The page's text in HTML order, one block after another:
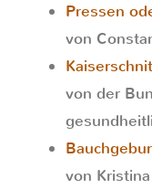
Pressen
von
von der
von